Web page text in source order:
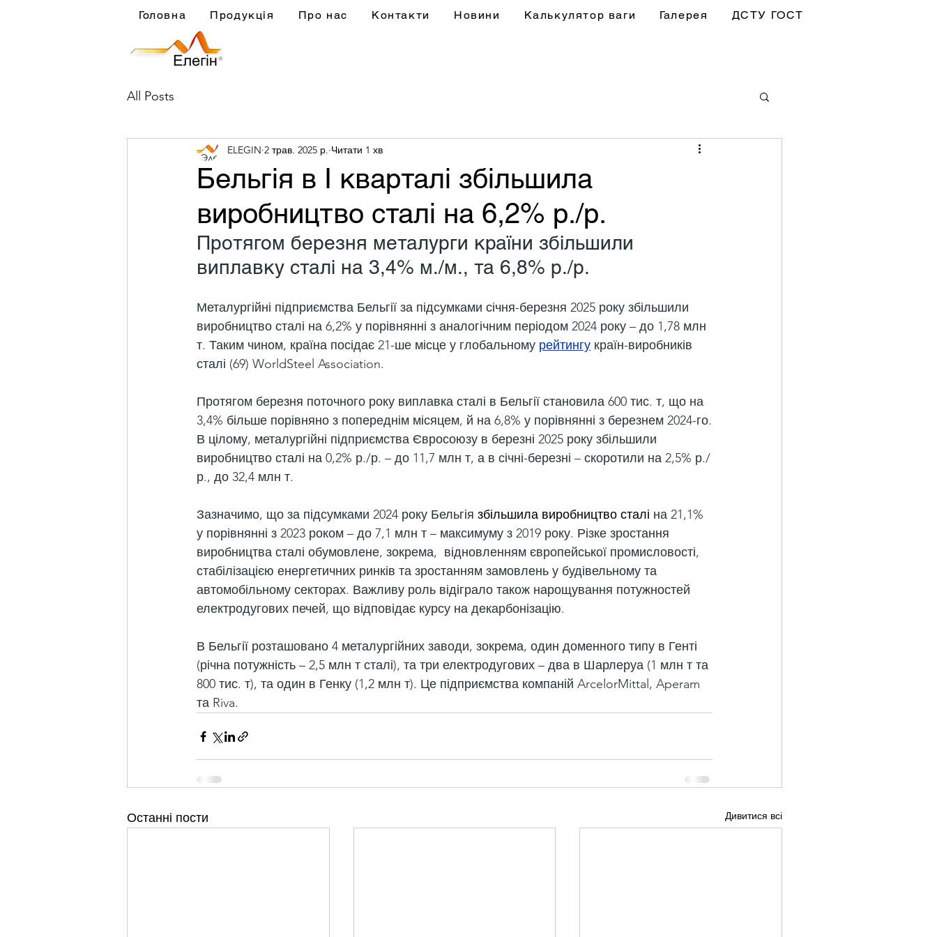
Головна Продукція Про нас Контакти Новини Калькулятор ваги Галерея ДСТУ ГОСТ
All Posts
Бельгія в І кварталі збільшила
виробництво сталі на 6,2% р./р.
ELEGIN 2 трав. 2025 р. Читати 1 хв
Протягом березня металурги країни збільшили
виплавку сталі на 3,4% м./м., та 6,8% р./р.
Металургійні підприємства Бельгії за підсумками січня-березня 2025 року збільшили
виробництво сталі на 6,2% у порівнянні з аналогічним періодом 2024 року – до 1,78 млн
т. Таким чином, країна посідає 21-ше місце у глобальному рейтингу країн-виробників
сталі (69) WorldSteel Association.
Протягом березня поточного року виплавка сталі в Бельгії становила 600 тис. т, що на
3,4% більше порівняно з попереднім місяцем, й на 6,8% у порівнянні з березнем 2024-го.
В цілому, металургійні підприємства Євросоюзу в березні 2025 року збільшили
виробництво сталі на 0,2% р./р. – до 11,7 млн т, а в січні-березні – скоротили на 2,5% р./
р., до 32,4 млн т.
Зазначимо, що за підсумками 2024 року Бельгія збільшила виробництво сталі на 21,1%
у порівнянні з 2023 роком – до 7,1 млн т – максимуму з 2019 року. Різке зростання
виробництва сталі обумовлене, зокрема,  відновленням європейської промисловості,
стабілізацією енергетичних ринків та зростанням замовлень у будівельному та
автомобільному секторах. Важливу роль відіграло також нарощування потужностей
електродугових печей, що відповідає курсу на декарбонізацію.
В Бельгії розташовано 4 металургійних заводи, зокрема, один доменного типу в Генті
(річна потужність – 2,5 млн т сталі), та три електродугових – два в Шарлеруа (1 млн т та
800 тис. т), та один в Генку (1,2 млн т). Це підприємства компаній ArcelorMittal, Aperam
та Riva.
Останні пости Дивитися всі